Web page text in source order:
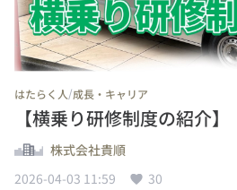
はたらく人/成長・キャリア
【横乗り研修制度の紹介】
株式会社貴順
2026-04-03 11:59
30